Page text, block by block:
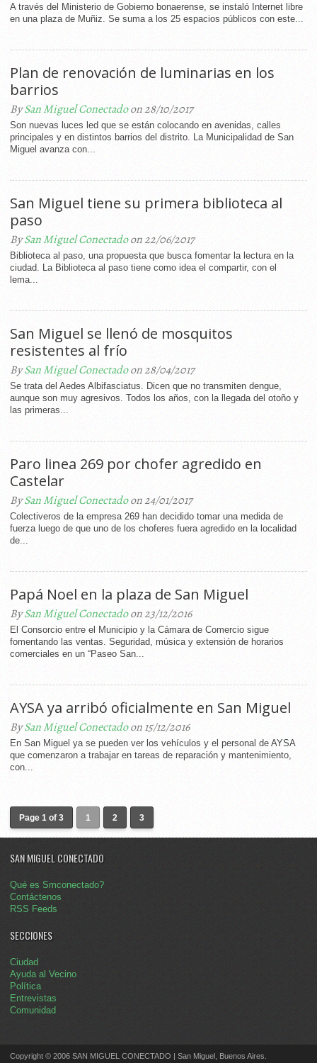
A través del Ministerio de Gobierno bonaerense, se instaló Internet libre
en una plaza de Muñiz. Se suma a los 25 espacios públicos con este...
Plan de renovación de luminarias en los
barrios
BySan Miguel Conectadoon 28/10/2017
Son nuevas luces led que se están colocando en avenidas, calles
principales y en distintos barrios del distrito. La Municipalidad de San
Miguel avanza con...
San Miguel tiene su primera biblioteca al
paso
BySan Miguel Conectadoon 22/06/2017
Biblioteca al paso, una propuesta que busca fomentar la lectura en la
ciudad. La Biblioteca al paso tiene como idea el compartir, con el
lema...
San Miguel se llenó de mosquitos
resistentes al frío
BySan Miguel Conectadoon 28/04/2017
Se trata del Aedes Albifasciatus. Dicen que no transmiten dengue,
aunque son muy agresivos. Todos los años, con la llegada del otoño y
las primeras...
Paro linea 269 por chofer agredido en
Castelar
BySan Miguel Conectadoon 24/01/2017
Colectiveros de la empresa 269 han decidido tomar una medida de
fuerza luego de que uno de los choferes fuera agredido en la localidad
de...
Papá Noel en la plaza de San Miguel
BySan Miguel Conectadoon 23/12/2016
El Consorcio entre el Municipio y la Cámara de Comercio sigue
fomentando las ventas. Seguridad, música y extensión de horarios
comerciales en un “Paseo San...
AYSA ya arribó oficialmente en San Miguel
BySan Miguel Conectadoon 15/12/2016
En San Miguel ya se pueden ver los vehículos y el personal de AYSA
que comenzaron a trabajar en tareas de reparación y mantenimiento,
con...
Page 1 of 3 1 2 3
SAN MIGUEL CONECTADO
Qué es Smconectado?
Contáctenos
RSS Feeds
SECCIONES
Ciudad
Ayuda al Vecino
Política
Entrevistas
Comunidad
Copyright © 2006 SAN MIGUEL CONECTADO | San Miguel, Buenos Aires.